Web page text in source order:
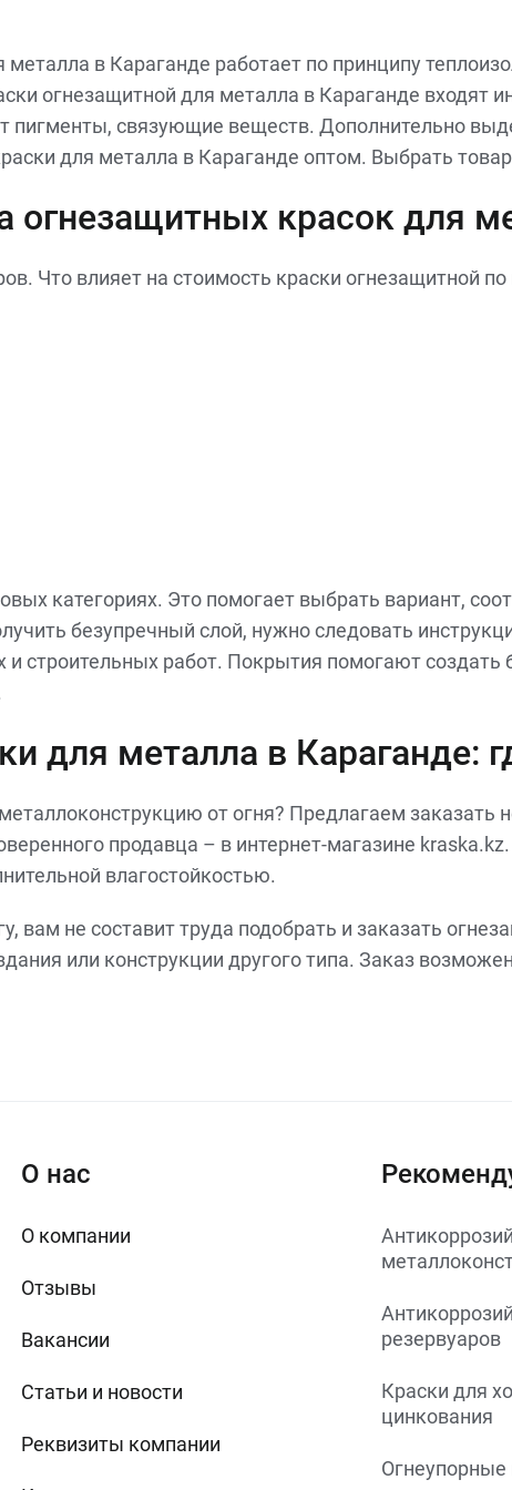
в Караганде работает по принципу
огнезащитной для металла в Караганде
пигменты, связующие веществ. Дополнительно
для металла в Караганде оптом. Выбрать
огнезащитных красок для
Что влияет на стоимость краски огнезащитной
категориях. Это помогает выбрать вариант,
безупречный слой, нужно следовать
строительных работ. Покрытия помогают создать
для металла в Караганде:
от огня? Предлагаем
продавца – в интернет-магазине
влагостойкостью.
вам не составит труда подобрать и заказать
или конструкции другого типа. Заказ
О нас
О компании
Отзывы
Вакансии
Статьи и новости
Реквизиты компании
резервуаров
Краски для
цинкования
Огнеупорные